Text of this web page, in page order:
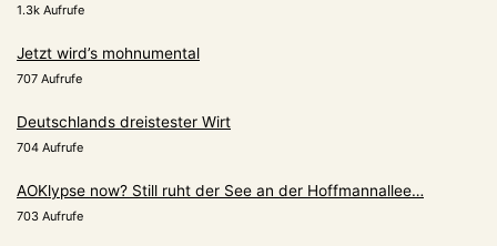
1.3k Aufrufe
Jetzt wird’s mohnumental
707 Aufrufe
Deutschlands dreistester Wirt
704 Aufrufe
AOKlypse now? Still ruht der See an der Hoffmannallee…
703 Aufrufe